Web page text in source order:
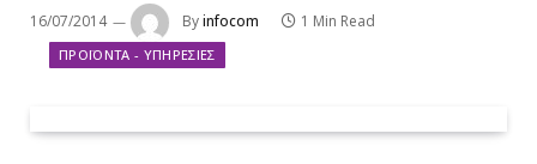
16/07/2014 Byinfocom 1 Min Read
ΠΡΟΪΌΝΤΑ - ΥΠΗΡΕΣΊΕΣ